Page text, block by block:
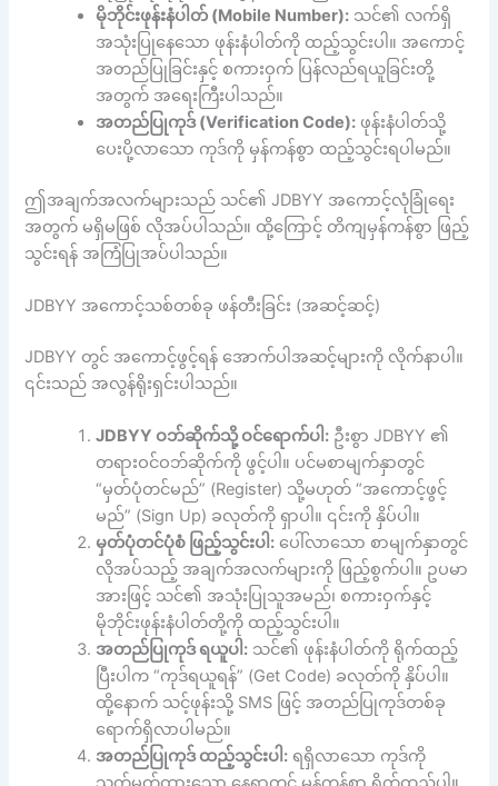
မိုဘိုင်းဖုန်းနံပါတ် (Mobile Number): သင်၏ လက်ရှိ
အသုံးပြုနေသော ဖုန်းနံပါတ်ကို ထည့်သွင်းပါ။ အကောင့်
အတည်ပြုခြင်းနှင့် စကားဝှက် ပြန်လည်ရယူခြင်းတို့
အတွက် အရေးကြီးပါသည်။
အတည်ပြုကုဒ် (Verification Code): ဖုန်းနံပါတ်သို့
ပေးပို့လာသော ကုဒ်ကို မှန်ကန်စွာ ထည့်သွင်းရပါမည်။
ဤအချက်အလက်များသည် သင်၏ JDBYY အကောင့်လုံခြုံရေး
အတွက် မရှိမဖြစ် လိုအပ်ပါသည်။ ထို့ကြောင့် တိကျမှန်ကန်စွာ ဖြည့်
သွင်းရန် အကြံပြုအပ်ပါသည်။
JDBYY အကောင့်သစ်တစ်ခု ဖန်တီးခြင်း (အဆင့်ဆင့်)
JDBYY တွင် အကောင့်ဖွင့်ရန် အောက်ပါအဆင့်များကို လိုက်နာပါ။
၎င်းသည် အလွန်ရိုးရှင်းပါသည်။
JDBYY ဝဘ်ဆိုက်သို့ ဝင်ရောက်ပါ: ဦးစွာ JDBYY ၏
တရားဝင်ဝဘ်ဆိုက်ကို ဖွင့်ပါ။ ပင်မစာမျက်နှာတွင်
“မှတ်ပုံတင်မည်” (Register) သို့မဟုတ် “အကောင့်ဖွင့်
မည်” (Sign Up) ခလုတ်ကို ရှာပါ။ ၎င်းကို နှိပ်ပါ။
မှတ်ပုံတင်ပုံစံ ဖြည့်သွင်းပါ: ပေါ်လာသော စာမျက်နှာတွင်
လိုအပ်သည့် အချက်အလက်များကို ဖြည့်စွက်ပါ။ ဥပမာ
အားဖြင့် သင်၏ အသုံးပြုသူအမည်၊ စကားဝှက်နှင့်
မိုဘိုင်းဖုန်းနံပါတ်တို့ကို ထည့်သွင်းပါ။
အတည်ပြုကုဒ် ရယူပါ: သင်၏ ဖုန်းနံပါတ်ကို ရိုက်ထည့်
ပြီးပါက “ကုဒ်ရယူရန်” (Get Code) ခလုတ်ကို နှိပ်ပါ။
ထို့နောက် သင့်ဖုန်းသို့ SMS ဖြင့် အတည်ပြုကုဒ်တစ်ခု
ရောက်ရှိလာပါမည်။
အတည်ပြုကုဒ် ထည့်သွင်းပါ: ရရှိလာသော ကုဒ်ကို